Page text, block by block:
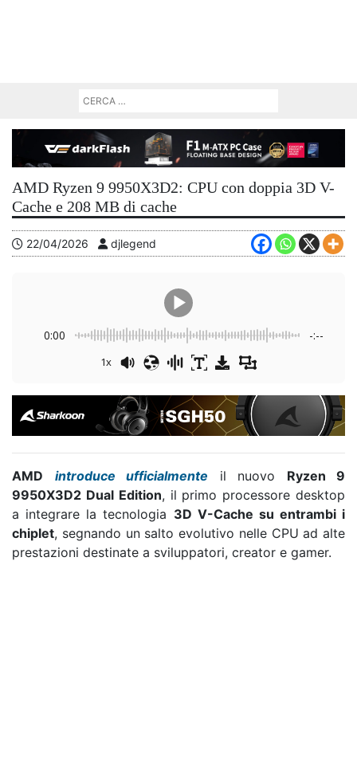
AMD Ryzen 9 9950X3D2: CPU con doppia 3D V-
Cache e 208 MB di cache
22/04/2026 djlegend
0:00 -:--
1x
AMD introduce ufficialmente il nuovo Ryzen 9
9950X3D2 Dual Edition, il primo processore desktop
a integrare la tecnologia 3D V-Cache su entrambi i
chiplet, segnando un salto evolutivo nelle CPU ad alte
prestazioni destinate a sviluppatori, creator e gamer.